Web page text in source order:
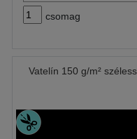
csomag
Vatelín 150 g/m²